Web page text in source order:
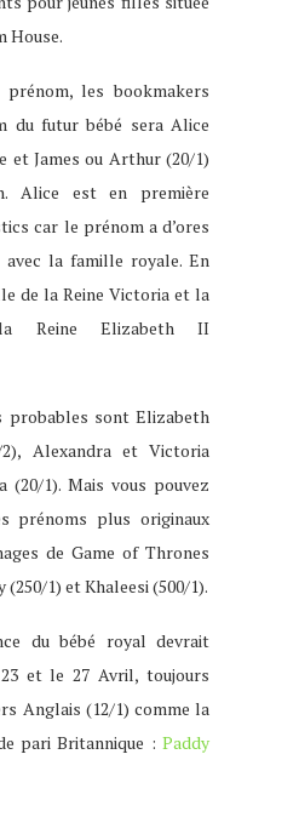
House.
les bookmakers
du futur bébé sera Alice
et James ou Arthur (20/1)
Alice est en première
car le prénom a d’ores
la famille royale. En
de la Reine Victoria et la
Reine Elizabeth II
probables sont Elizabeth
Alexandra et Victoria
(20/1). Mais vous pouvez
prénoms plus originaux
de Game of Thrones
1) et Khaleesi (500/1).
du bébé royal devrait
et le 27 Avril, toujours
Anglais (12/1) comme la
pari Britannique : Paddy